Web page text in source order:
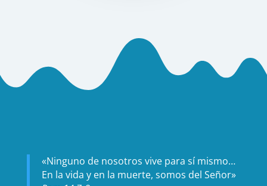
«Ninguno de nosotros vive para sí mismo…
En la vida y en la muerte, somos del Señor»